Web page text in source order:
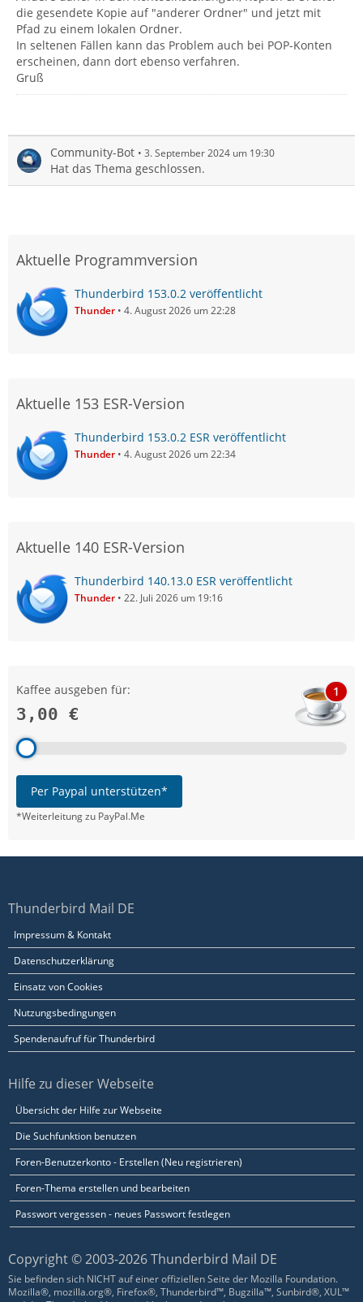
die gesendete Kopie auf "anderer Ordner" und jetzt mit
Pfad zu einem lokalen Ordner.
In seltenen Fällen kann das Problem auch bei POP-Konten
erscheinen, dann dort ebenso verfahren.
Gruß
Community-Bot 3. September 2024 um 19:30
Hat das Thema geschlossen.
Aktuelle Programmversion
Thunderbird 153.0.2 veröffentlicht
Thunder 4. August 2026 um 22:28
Aktuelle 153 ESR-Version
Thunderbird 153.0.2 ESR veröffentlicht
Thunder 4. August 2026 um 22:34
Aktuelle 140 ESR-Version
Thunderbird 140.13.0 ESR veröffentlicht
Thunder 22. Juli 2026 um 19:16
Kaffee ausgeben für:
3,00 €
1
Per Paypal unterstützen*
*Weiterleitung zu PayPal.Me
Thunderbird Mail DE
Impressum & Kontakt
Datenschutzerklärung
Einsatz von Cookies
Nutzungsbedingungen
Spendenaufruf für Thunderbird
Hilfe zu dieser Webseite
Übersicht der Hilfe zur Webseite
Die Suchfunktion benutzen
Foren-Benutzerkonto - Erstellen (Neu registrieren)
Foren-Thema erstellen und bearbeiten
Passwort vergessen - neues Passwort festlegen
Copyright © 2003-2026 Thunderbird Mail DE
Sie befinden sich NICHT auf einer offiziellen Seite der Mozilla Foundation.
Mozilla®, mozilla.org®, Firefox®, Thunderbird™, Bugzilla™, Sunbird®, XUL™